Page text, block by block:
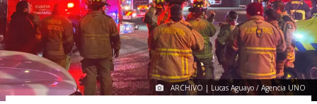
ARCHIVO | Lucas Aguayo / Agencia UNO